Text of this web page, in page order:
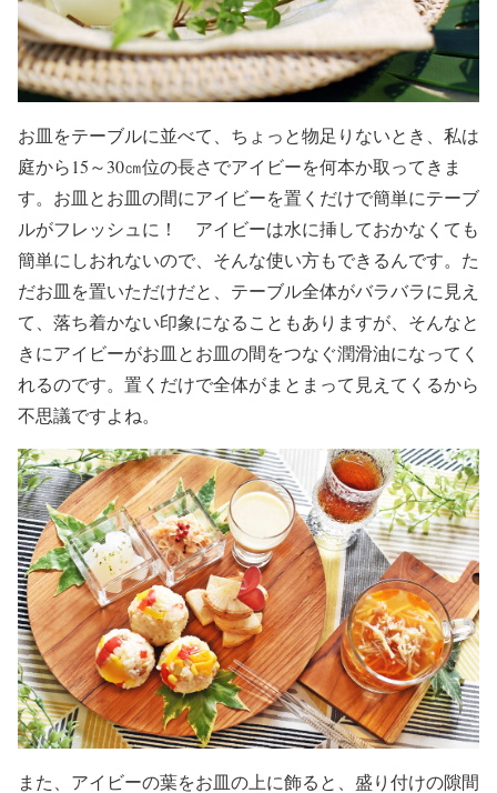
お皿をテーブルに並べて、ちょっと物足りないとき、私は
庭から15～30㎝位の長さでアイビーを何本か取ってきま
す。お皿とお皿の間にアイビーを置くだけで簡単にテーブ
ルがフレッシュに！ アイビーは水に挿しておかなくても
簡単にしおれないので、そんな使い方もできるんです。た
だお皿を置いただけだと、テーブル全体がバラバラに見え
て、落ち着かない印象になることもありますが、そんなと
きにアイビーがお皿とお皿の間をつなぐ潤滑油になってく
れるのです。置くだけで全体がまとまって見えてくるから
不思議ですよね。
また、アイビーの葉をお皿の上に飾ると、盛り付けの隙間